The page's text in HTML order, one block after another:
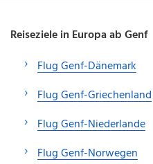
Reiseziele in Europa ab Genf
Flug Genf-Dänemark
Flug Genf-Griechenland
Flug Genf-Niederlande
Flug Genf-Norwegen